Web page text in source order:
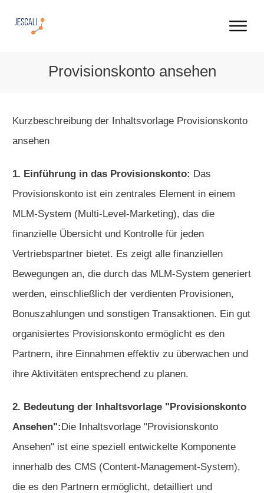
Pro­vi­sions­konto an­sehen
Kurzbeschreibung der Inhaltsvorlage Provisionskonto
ansehen
1. Einführung in das Provisionskonto: Das
Provisionskonto ist ein zentrales Element in einem
MLM-System (Multi-Level-Marketing), das die
finanzielle Übersicht und Kontrolle für jeden
Vertriebspartner bietet. Es zeigt alle finanziellen
Bewegungen an, die durch das MLM-System generiert
werden, einschließlich der verdienten Provisionen,
Bonuszahlungen und sonstigen Transaktionen. Ein gut
organisiertes Provisionskonto ermöglicht es den
Partnern, ihre Einnahmen effektiv zu überwachen und
ihre Aktivitäten entsprechend zu planen.
2. Bedeutung der Inhaltsvorlage "Provisionskonto
Ansehen":Die Inhaltsvorlage "Provisionskonto
Ansehen" ist eine speziell entwickelte Komponente
innerhalb des CMS (Content-Management-System),
die es den Partnern ermöglicht, detailliert und